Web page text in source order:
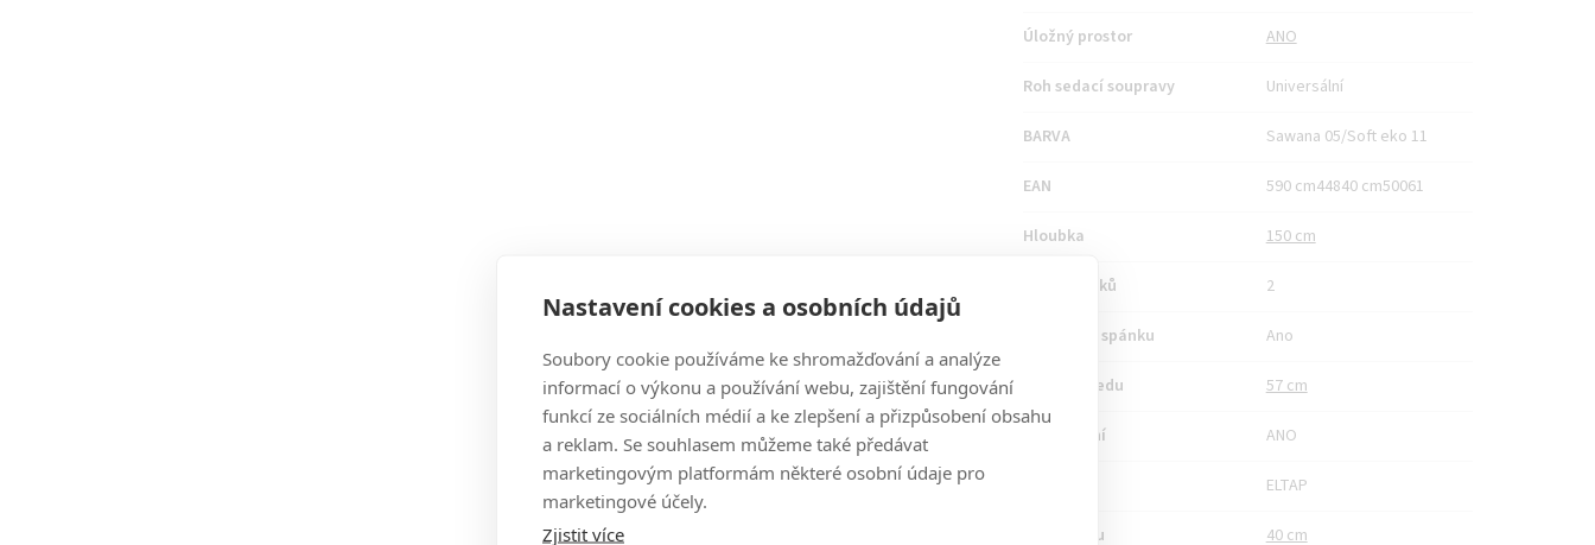
Nastavení cookies a osobních údajů
Soubory cookie používáme ke shromažďování a analýze
informací o výkonu a používání webu, zajištění fungování
funkcí ze sociálních médií a ke zlepšení a přizpůsobení obsahu
a reklam. Se souhlasem můžeme také předávat
marketingovým platformám některé osobní údaje pro
marketingové účely.
Zjistit více
Úložný prostor ANO
Roh sedací soupravy Universální
BARVA Sawana 05/Soft eko 11
EAN 590 cm44840 cm50061
Hloubka 150 cm
Počet balíků 2
Určeno ke spánku Ano
Hloubka sedu 57 cm
Rozkládání ANO
ELTAP
Výška sedu 40 cm